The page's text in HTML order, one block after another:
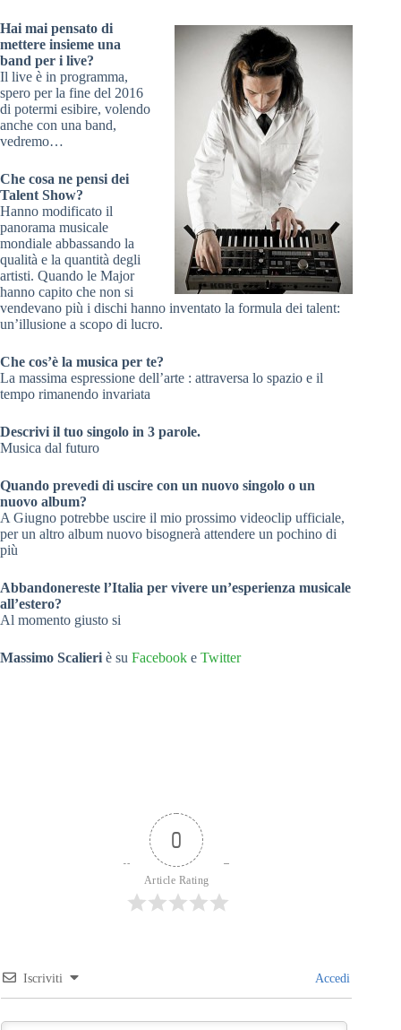
Hai mai pensato di
mettere insieme una
band per i live?
Il live è in programma,
spero per la fine del 2016
di potermi esibire, volendo
anche con una band,
vedremo…
Che cosa ne pensi dei
Talent Show?
Hanno modificato il
panorama musicale
mondiale abbassando la
qualità e la quantità degli
artisti. Quando le Major
hanno capito che non si
vendevano più i dischi hanno inventato la formula dei talent:
un’illusione a scopo di lucro.
Che cos’è la musica per te?
La massima espressione dell’arte : attraversa lo spazio e il
tempo rimanendo invariata
Descrivi il tuo singolo in 3 parole.
Musica dal futuro
Quando prevedi di uscire con un nuovo singolo o un
nuovo album?
A Giugno potrebbe uscire il mio prossimo videoclip ufficiale,
per un altro album nuovo bisognerà attendere un pochino di
più
Abbandonereste l’Italia per vivere un’esperienza musicale
all’estero?
Al momento giusto si
Massimo Scalieri è su Facebook e Twitter
0
Article Rating
Iscriviti Accedi